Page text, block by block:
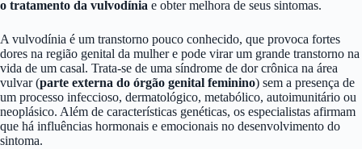
o tratamento da vulvodínia e obter melhora de seus sintomas.
A vulvodínia é um transtorno pouco conhecido, que provoca fortes
dores na região genital da mulher e pode virar um grande transtorno na
vida de um casal. Trata-se de uma síndrome de dor crônica na área
vulvar (parte externa do órgão genital feminino) sem a presença de
um processo infeccioso, dermatológico, metabólico, autoimunitário ou
neoplásico. Além de características genéticas, os especialistas afirmam
que há influências hormonais e emocionais no desenvolvimento do
sintoma.